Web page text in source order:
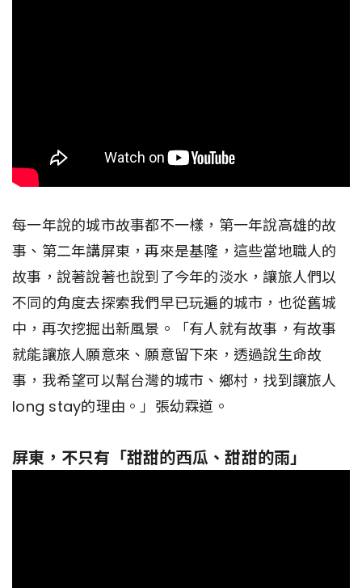
每一年說的城市故事都不一樣，第一年說高雄的故
事、第二年講屏東，再來是基隆，這些當地職人的
故事，說著說著也說到了今年的淡水，讓旅人們以
不同的角度去探索我們早已玩遍的城市，也從舊城
中，再次挖掘出新風景。「有人就有故事，有故事
就能讓旅人願意來、願意留下來，透過說生命故
事，我希望可以幫台灣的城市、鄉村，找到讓旅人
long stay的理由。」張幼霖道。
屏東，不只有「甜甜的西瓜、甜甜的雨」